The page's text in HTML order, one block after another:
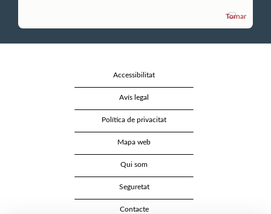
Tornar
Accessibilitat
Avís legal
Política de privacitat
Mapa web
Qui som
Seguretat
Contacte